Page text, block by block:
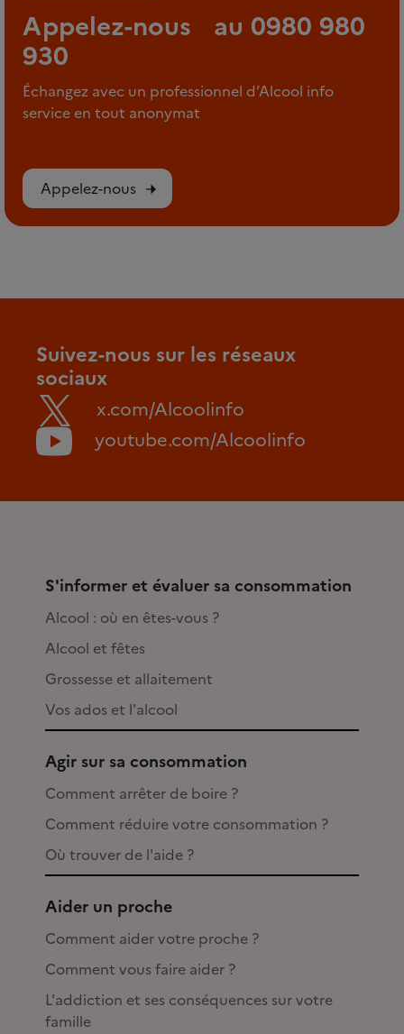
Appelez-nous au 0980 980
930
Échangez avec un professionnel d’Alcool info
service en tout anonymat
Appelez-nous
Suivez-nous sur les réseaux
sociaux
x.com/Alcoolinfo
youtube.com/Alcoolinfo
S'informer et évaluer sa consommation
Alcool : où en êtes-vous ?
Alcool et fêtes
Grossesse et allaitement
Vos ados et l'alcool
Agir sur sa consommation
Comment arrêter de boire ?
Comment réduire votre consommation ?
Où trouver de l'aide ?
Aider un proche
Comment aider votre proche ?
Comment vous faire aider ?
L'addiction et ses conséquences sur votre
famille